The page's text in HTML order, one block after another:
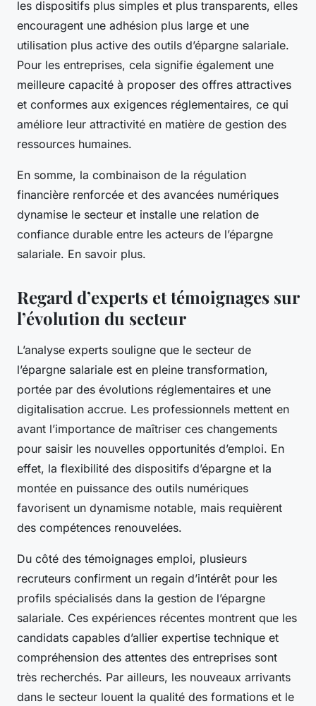
les dispositifs plus simples et plus transparents, elles
encouragent une adhésion plus large et une
utilisation plus active des outils d’épargne salariale.
Pour les entreprises, cela signifie également une
meilleure capacité à proposer des offres attractives
et conformes aux exigences réglementaires, ce qui
améliore leur attractivité en matière de gestion des
ressources humaines.
En somme, la combinaison de la régulation
financière renforcée et des avancées numériques
dynamise le secteur et installe une relation de
confiance durable entre les acteurs de l’épargne
salariale. En savoir plus.
Regard d’experts et témoignages sur
l’évolution du secteur
L’analyse experts souligne que le secteur de
l’épargne salariale est en pleine transformation,
portée par des évolutions réglementaires et une
digitalisation accrue. Les professionnels mettent en
avant l’importance de maîtriser ces changements
pour saisir les nouvelles opportunités d’emploi. En
effet, la flexibilité des dispositifs d’épargne et la
montée en puissance des outils numériques
favorisent un dynamisme notable, mais requièrent
des compétences renouvelées.
Du côté des témoignages emploi, plusieurs
recruteurs confirment un regain d’intérêt pour les
profils spécialisés dans la gestion de l’épargne
salariale. Ces expériences récentes montrent que les
candidats capables d’allier expertise technique et
compréhension des attentes des entreprises sont
très recherchés. Par ailleurs, les nouveaux arrivants
dans le secteur louent la qualité des formations et le